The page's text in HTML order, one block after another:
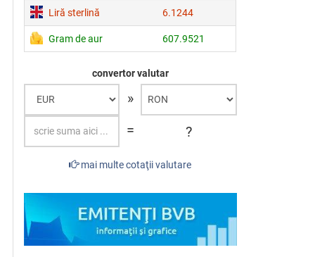
Liră sterlină 6.1244
Gram de aur 607.9521
convertor valutar
»
=
?
mai multe cotaţii valutare